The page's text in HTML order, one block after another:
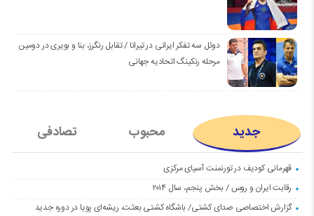
دوئل سه تفکر ایرانی در تیرانا / تقابل رنگرز، بنا و بویری در دومین
مرحله رنکینگ اتحادیه جهانی
جدید محبوب تصادفی
قهرمانی کودیف در تورنمنت آسیای مرکزی
رقابت ایران و روس / بخش پنجم، سال ۲۰۱۴
گزارش اختصاصی صدای کشتی/ باشگاه کشتی بعثت، ریشه‌ای پویا در دوره جدید